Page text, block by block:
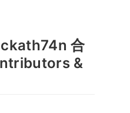
合
&